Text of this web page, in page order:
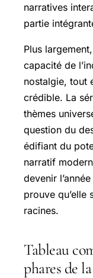
narratives
partie
Plus
capacité de
nostalgie, tout
crédible. La
thèmes
question du
édifiant du
narratif
devenir
prouve qu’elle
racines.
Tableau
phares de